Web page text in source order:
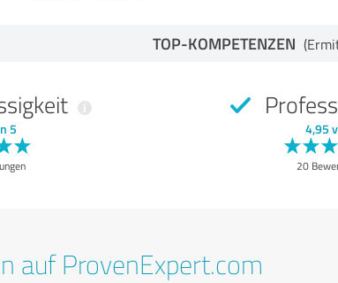
TOP-KOMPETENZEN
5 4,95
20
auf ProvenExpert.com